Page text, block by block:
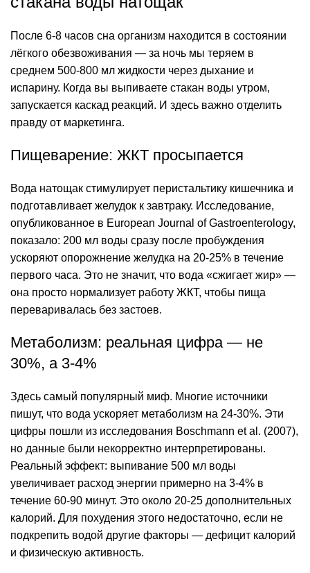
После 6-8 часов сна организм находится в состоянии
лёгкого обезвоживания — за ночь мы теряем в
среднем 500-800 мл жидкости через дыхание и
испарину. Когда вы выпиваете стакан воды утром,
запускается каскад реакций. И здесь важно отделить
правду от маркетинга.
Пищеварение: ЖКТ просыпается
Вода натощак стимулирует перистальтику кишечника и
подготавливает желудок к завтраку. Исследование,
опубликованное в European Journal of Gastroenterology,
показало: 200 мл воды сразу после пробуждения
ускоряют опорожнение желудка на 20-25% в течение
первого часа. Это не значит, что вода «сжигает жир» —
она просто нормализует работу ЖКТ, чтобы пища
переваривалась без застоев.
Метаболизм: реальная цифра — не
30%, а 3-4%
Здесь самый популярный миф. Многие источники
пишут, что вода ускоряет метаболизм на 24-30%. Эти
цифры пошли из исследования Boschmann et al. (2007),
но данные были некорректно интерпретированы.
Реальный эффект: выпивание 500 мл воды
увеличивает расход энергии примерно на 3-4% в
течение 60-90 минут. Это около 20-25 дополнительных
калорий. Для похудения этого недостаточно, если не
подкрепить водой другие факторы — дефицит калорий
и физическую активность.